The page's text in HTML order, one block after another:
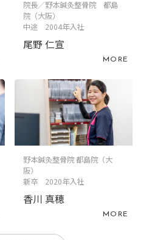
院長／野本鍼灸整骨院 都島
院（大阪）
中途 2004年入社
尾野 仁宣
MORE
野本鍼灸整骨院 都島院（大
阪）
新卒 2020年入社
香川 真穂
MORE